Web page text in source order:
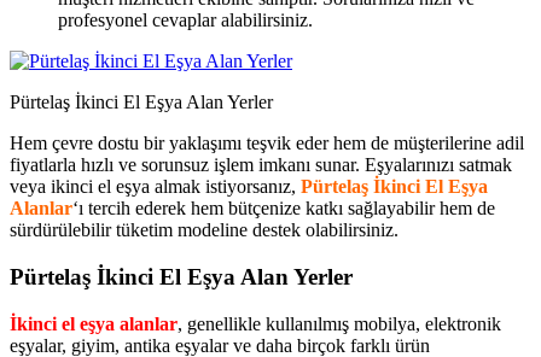
profesyonel cevaplar alabilirsiniz.
Pürtelaş İkinci El Eşya Alan Yerler
Hem çevre dostu bir yaklaşımı teşvik eder hem de müşterilerine adil
fiyatlarla hızlı ve sorunsuz işlem imkanı sunar. Eşyalarınızı satmak
veya ikinci el eşya almak istiyorsanız, Pürtelaş İkinci El Eşya
Alanlar‘ı tercih ederek hem bütçenize katkı sağlayabilir hem de
sürdürülebilir tüketim modeline destek olabilirsiniz.
Pürtelaş İkinci El Eşya Alan Yerler
İkinci el eşya alanlar, genellikle kullanılmış mobilya, elektronik
eşyalar, giyim, antika eşyalar ve daha birçok farklı ürün